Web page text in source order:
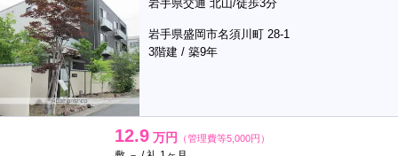
岩手県交通 北山/徒歩3分
岩手県盛岡市名須川町 28-1
3階建 / 築9年
12.9 万円 （管理費等5,000円）